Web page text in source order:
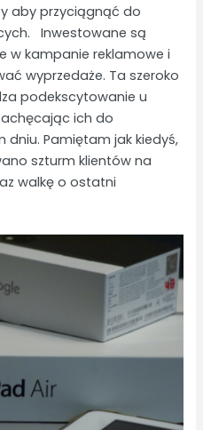
aby przyciągnąć do
Inwestowane są
w kampanie reklamowe i
wyprzedaże. Ta szeroko
podekscytowanie u
ich do
dniu. Pamiętam jak kiedyś,
szturm klientów na
walkę o ostatni